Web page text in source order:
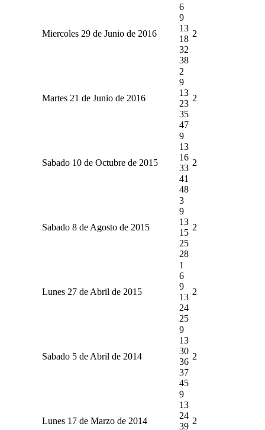
Miercoles 29 de Junio de 2016
6
9
13
18
32
38
2
Martes 21 de Junio de 2016
2
9
13
23
35
47
2
Sabado 10 de Octubre de 2015
9
13
16
33
41
48
2
Sabado 8 de Agosto de 2015
3
9
13
15
25
28
2
Lunes 27 de Abril de 2015
1
6
9
13
24
25
2
Sabado 5 de Abril de 2014
9
13
30
36
37
45
2
Lunes 17 de Marzo de 2014
9
13
24
39
2